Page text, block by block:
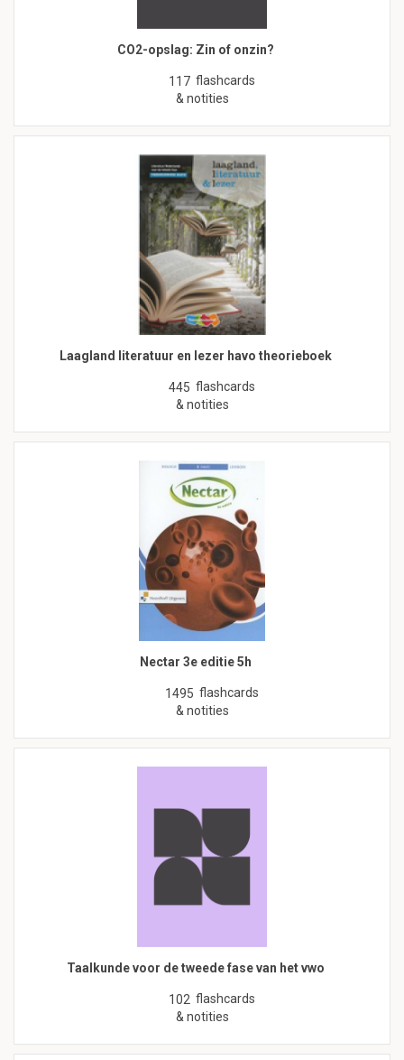
CO2-opslag: Zin of onzin?
117 flashcards
& notities
Laagland literatuur en lezer havo theorieboek
445 flashcards
& notities
Nectar 3e editie 5h
1495 flashcards
& notities
Taalkunde voor de tweede fase van het vwo
102 flashcards
& notities